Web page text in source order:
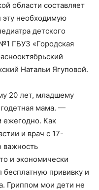
области составляет
эту необходимую
детского
ГБУЗ «Городская
Натальи Ягуповой.
20 лет, младшему
мама. —
ежегодно. Как
и врач с 17-
и экономически
бесплатную прививку и
Гриппом мои дети не